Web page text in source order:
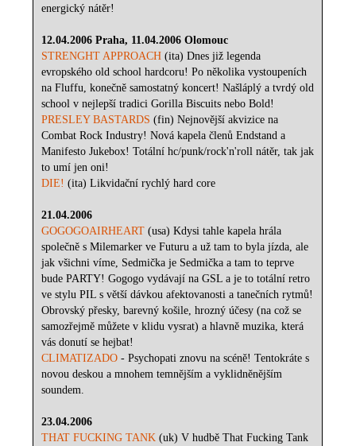
energický nátěr!
12.04.2006 Praha, 11.04.2006 Olomouc
STRENGHT APPROACH (ita) Dnes již legenda
evropského old school hardcoru! Po několika vystoupeních
na Fluffu, konečně samostatný koncert! Našláplý a tvrdý old
school v nejlepší tradici Gorilla Biscuits nebo Bold!
PRESLEY BASTARDS (fin) Nejnovější akvizice na
Combat Rock Industry! Nová kapela členů Endstand a
Manifesto Jukebox! Totální hc/punk/rock'n'roll nátěr, tak jak
to umí jen oni!
DIE! (ita) Likvidační rychlý hard core
21.04.2006
GOGOGOAIRHEART (usa) Kdysi tahle kapela hrála
společně s Milemarker ve Futuru a už tam to byla jízda, ale
jak všichni víme, Sedmička je Sedmička a tam to teprve
bude PARTY! Gogogo vydávají na GSL a je to totální retro
ve stylu PIL s větší dávkou afektovanosti a tanečních rytmů!
Obrovský přesky, barevný košile, hrozný účesy (na což se
samozřejmě můžete v klidu vysrat) a hlavně muzika, která
vás donutí se hejbat!
CLIMATIZADO - Psychopati znovu na scéně! Tentokráte s
novou deskou a mnohem temnějším a vyklidněnějším
soundem.
23.04.2006
THAT FUCKING TANK (uk) V hudbě That Fucking Tank